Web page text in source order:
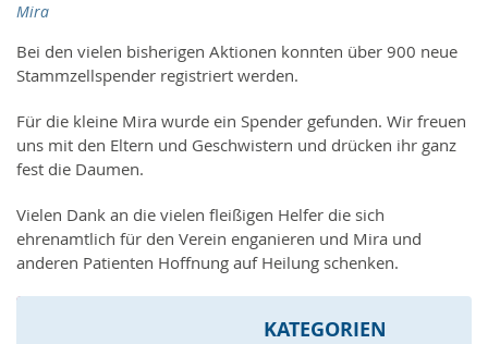
Mira
Bei den vielen bisherigen Aktionen konnten über 900 neue
Stammzellspender registriert werden.
Für die kleine Mira wurde ein Spender gefunden. Wir freuen
uns mit den Eltern und Geschwistern und drücken ihr ganz
fest die Daumen.
Vielen Dank an die vielen fleißigen Helfer die sich
ehrenamtlich für den Verein enganieren und Mira und
anderen Patienten Hoffnung auf Heilung schenken.
KATEGORIEN